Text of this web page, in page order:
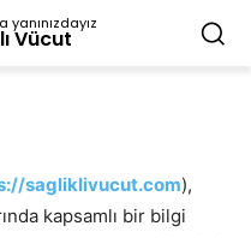
yanınızdayız
Vücut
sagliklivucut.com),
kapsamlı bir bilgi